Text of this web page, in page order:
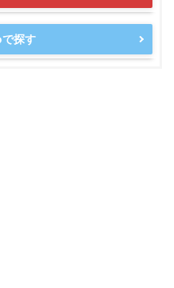
探す